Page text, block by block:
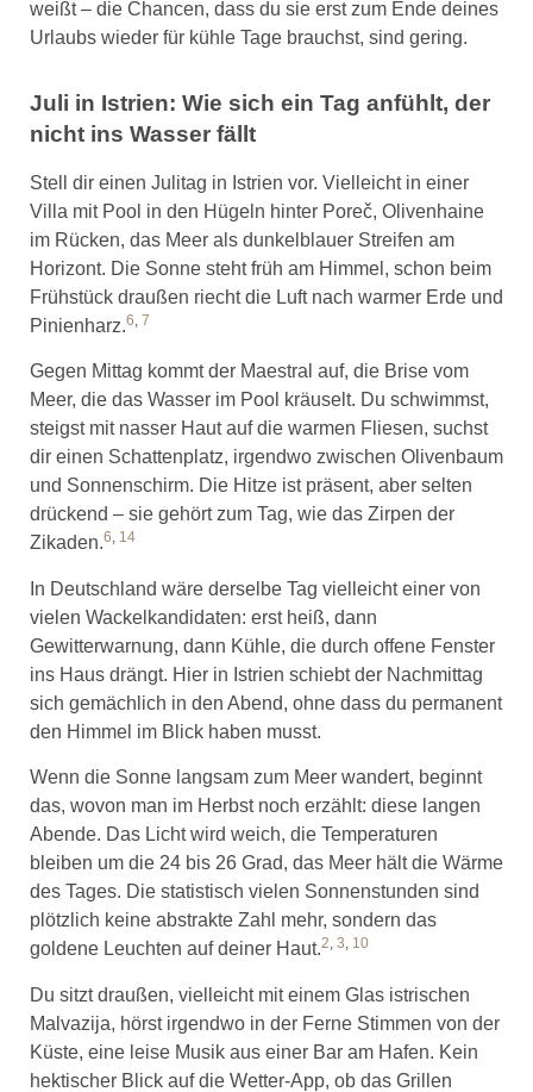
weißt – die Chancen, dass du sie erst zum Ende deines
Urlaubs wieder für kühle Tage brauchst, sind gering.
Juli in Istrien: Wie sich ein Tag anfühlt, der
nicht ins Wasser fällt
Stell dir einen Julitag in Istrien vor. Vielleicht in einer
Villa mit Pool in den Hügeln hinter Poreč, Olivenhaine
im Rücken, das Meer als dunkelblauer Streifen am
Horizont. Die Sonne steht früh am Himmel, schon beim
Frühstück draußen riecht die Luft nach warmer Erde und
Pinienharz.6, 7
Gegen Mittag kommt der Maestral auf, die Brise vom
Meer, die das Wasser im Pool kräuselt. Du schwimmst,
steigst mit nasser Haut auf die warmen Fliesen, suchst
dir einen Schattenplatz, irgendwo zwischen Olivenbaum
und Sonnenschirm. Die Hitze ist präsent, aber selten
drückend – sie gehört zum Tag, wie das Zirpen der
Zikaden.6, 14
In Deutschland wäre derselbe Tag vielleicht einer von
vielen Wackelkandidaten: erst heiß, dann
Gewitterwarnung, dann Kühle, die durch offene Fenster
ins Haus drängt. Hier in Istrien schiebt der Nachmittag
sich gemächlich in den Abend, ohne dass du permanent
den Himmel im Blick haben musst.
Wenn die Sonne langsam zum Meer wandert, beginnt
das, wovon man im Herbst noch erzählt: diese langen
Abende. Das Licht wird weich, die Temperaturen
bleiben um die 24 bis 26 Grad, das Meer hält die Wärme
des Tages. Die statistisch vielen Sonnenstunden sind
plötzlich keine abstrakte Zahl mehr, sondern das
goldene Leuchten auf deiner Haut.2, 3, 10
Du sitzt draußen, vielleicht mit einem Glas istrischen
Malvazija, hörst irgendwo in der Ferne Stimmen von der
Küste, eine leise Musik aus einer Bar am Hafen. Kein
hektischer Blick auf die Wetter-App, ob das Grillen